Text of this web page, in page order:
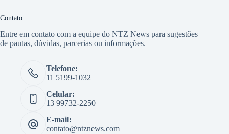
Contato
Entre em contato com a equipe do NTZ News para sugestões
de pautas, dúvidas, parcerias ou informações.
Telefone:
11 5199-1032
Celular:
13 99732-2250
E-mail:
contato@ntznews.com